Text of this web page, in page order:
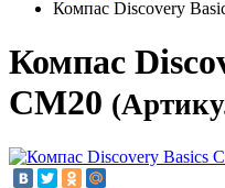
Компас Discovery
Компас
CM20